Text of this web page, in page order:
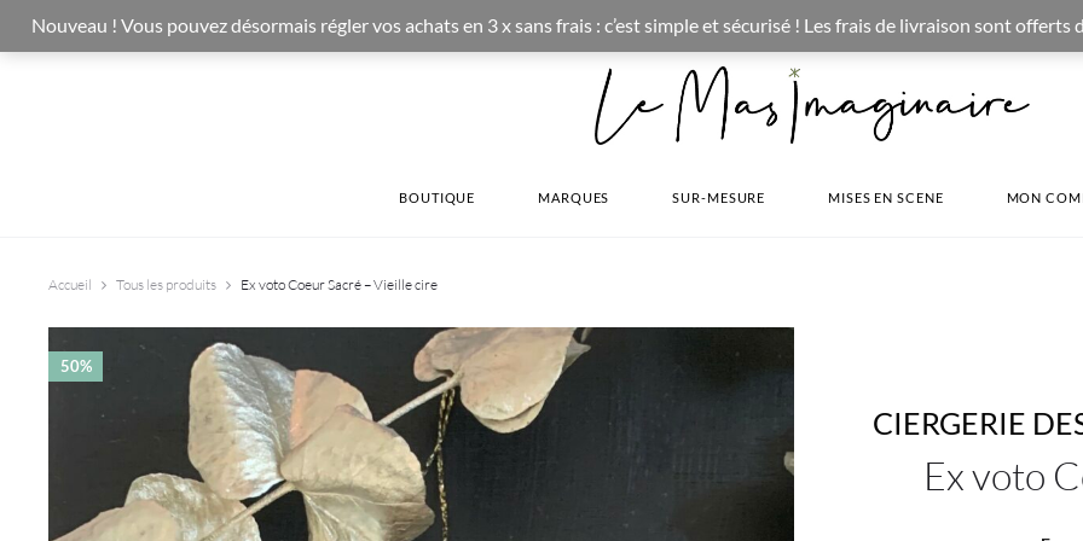
CONCEPT STORE BOHEME & DECORATION D'INTERIEUR
BOUTIQUE MARQUES SUR-MESURE MISES EN SCENE MON
Accueil Tous les produits Ex voto Coeur Sacré – Vieille cire
50%
CIERGERIE
Ex voto
Nouveau ! Vous pouvez désormais régler vos achats en 3 x sans frais : c’est simple et sécurisé ! Les frais de livraison sont